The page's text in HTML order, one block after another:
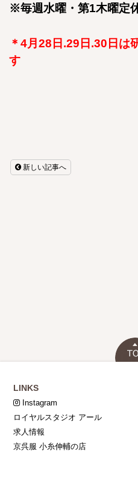
※毎週水曜・第1木曜定
＊4月28日.29日.30日は
す
新しい記事へ
LINKS
Instagram
ロイヤルスタジオ アール
求人情報
京呉服 小糸伸輔の店